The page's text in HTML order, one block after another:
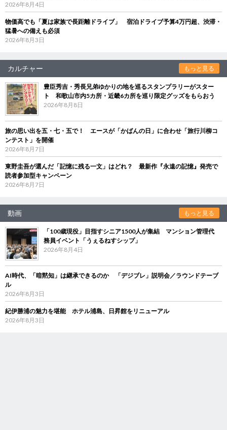
2026年8月4日
物価高でも「夏は家族で長距離ドライブ」 宿泊ドライブ予算4万円超、渋滞・
猛暑への備えも必須
2026年8月3日
カルチャー もっと見る
豊臣秀吉・秀長兄弟ゆかりの地を巡るスタンプラリーがスター
ト 和歌山市内5カ所・近畿6カ所を巡り限定グッズをもらおう
2026年8月8日
旅の思い出を五・七・五で！ エースが「かばんの日」に合わせ「旅行川柳コ
ンテスト」を開催
2026年8月7日
東野圭吾が選んだ「記憶に残る一文」はどれ？ 最新作『永遠の記憶』発売で
読者参加型キャンペーン
2026年8月7日
動画 もっと見る
「100歳現役」目指すシニア1500人が集結 マンション管理代
務員イベント「うぇるねすシップ」
2026年8月4日
AI時代、「暗黙知」は継承できるのか 「デジブレ」説明会／ラウンドテーブ
ル
2026年8月3日
紀伊勝浦の魅力を堪能 ホテル浦島、日昇館をリニューアル
2026年8月3日